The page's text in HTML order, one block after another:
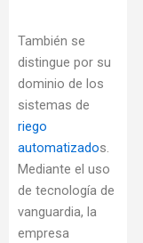
También se
distingue por su
dominio de los
sistemas de
riego
automatizados.
Mediante el uso
de tecnología de
vanguardia, la
empresa